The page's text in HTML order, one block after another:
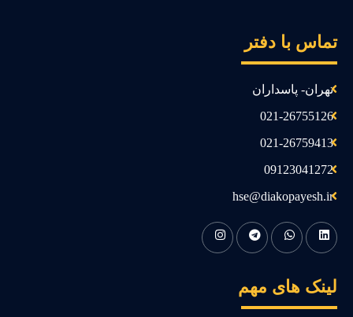
با دفتر
تهران- پاسداران
021-26755126
021-26759413
09123041272
hse@diakopayesh.ir
های مهم